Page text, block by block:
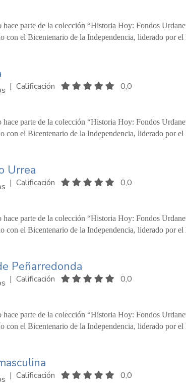
hace parte de la colección “Historia Hoy: Fondos
con el Bicentenario de la Independencia, liderado por
| Calificación 0,0
hace parte de la colección “Historia Hoy: Fondos
con el Bicentenario de la Independencia, liderado por
Urrea
| Calificación 0,0
hace parte de la colección “Historia Hoy: Fondos
con el Bicentenario de la Independencia, liderado por
Peñarredonda
| Calificación 0,0
hace parte de la colección “Historia Hoy: Fondos
con el Bicentenario de la Independencia, liderado por
| Calificación 0,0